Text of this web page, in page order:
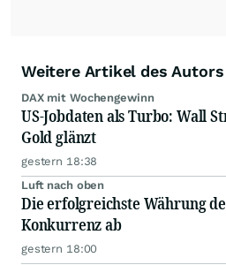
Weitere Artikel des Autors
DAX mit Wochengewinn
US-Jobdaten als Turbo: Wall
Gold glänzt
gestern 18:38
Luft nach oben
Die erfolgreichste Währung
Konkurrenz ab
gestern 18:00